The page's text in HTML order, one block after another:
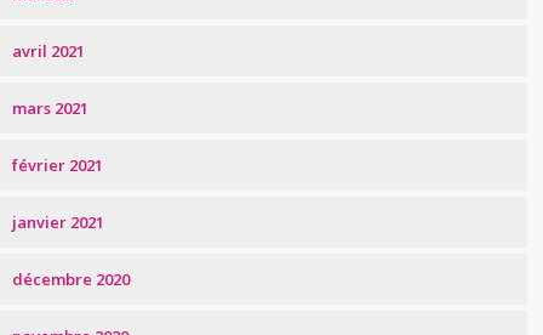
avril 2021
mars 2021
février 2021
janvier 2021
décembre 2020